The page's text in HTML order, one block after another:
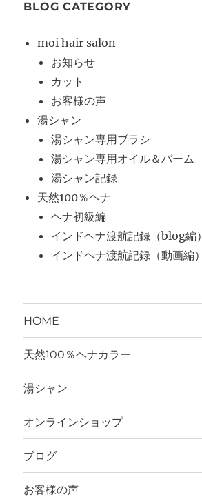
BLOG CATEGORY
moi hair salon
お知らせ
カット
お客様の声
湯シャン
湯シャン専用ブラシ
湯シャン専用オイル＆バーム
湯シャン記録
天然100％ヘナ
ヘナ初級編
インドヘナ渡航記録（blog編）
インドヘナ渡航記録（動画編）
HOME
天然100％ヘナカラー
湯シャン
オンラインショップ
ブログ
お客様の声